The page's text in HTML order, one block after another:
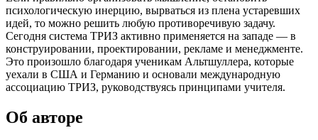
психологическую инерцию, вырваться из плена устаревших
идей, то можно решить любую противоречивую задачу.
Сегодня система ТРИЗ активно применяется на западе — в
конструировании, проектировании, рекламе и менеджменте.
Это произошло благодаря ученикам Альтшуллера, которые
уехали в США и Германию и основали международную
ассоциацию ТРИЗ, руководствуясь принципами учителя.
Об авторе